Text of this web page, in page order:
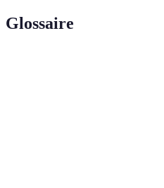
Glossaire